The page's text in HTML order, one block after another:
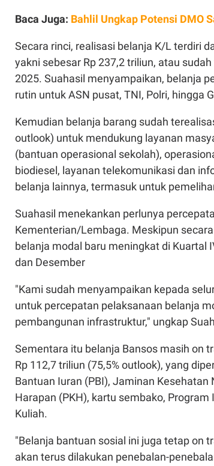
Baca Juga: Bahlil Ungkap Potensi DMO
Secara rinci, realisasi belanja K/L terdiri
yakni sebesar Rp 237,2triliun, atau sudah
2025. Suahasil menyampaikan, belanja
rutin untukASN pusat, TNI, Polri, hingga
Kemudian belanja barang sudah
outlook) untuk mendukung layanan
(bantuan operasional sekolah),
biodiesel, layanan telekomunikasi dan
belanja lainnya, termasuk untuk
Suahasil menekankan perlunya
Kementerian/Lembaga. Meskipun secara
belanja modal baru meningkatdi Kuartal
dan Desember
"Kami sudah menyampaikan kepada
untuk percepatan pelaksanaan belanja
pembangunan infrastruktur," ungkap
Sementara itu belanja Bansos masih on
Rp 112,7triliun (75,5% outlook), yang
Bantuan Iuran (PBI), Jaminan Kesehatan
Harapan (PKH), kartu sembako, Program
Kuliah.
"Belanja bantuan sosial ini juga tetapon
akan terusdilakukan penebalan-